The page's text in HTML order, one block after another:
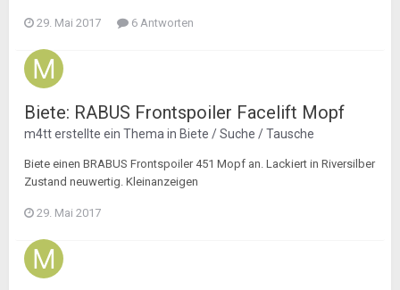
29. Mai 2017 6 Antworten
Biete: RABUS Frontspoiler Facelift Mopf
m4tterstellte ein Thema in Biete / Suche / Tausche
Biete einen BRABUS Frontspoiler 451 Mopf an. Lackiert in Riversilber
Zustand neuwertig. Kleinanzeigen
29. Mai 2017